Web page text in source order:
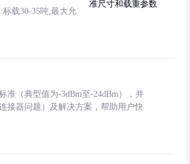
标载30-35吨,最大允
准（典型值为-3dBm至-24dBm），并
接器问题）及解决方案，帮助用户快